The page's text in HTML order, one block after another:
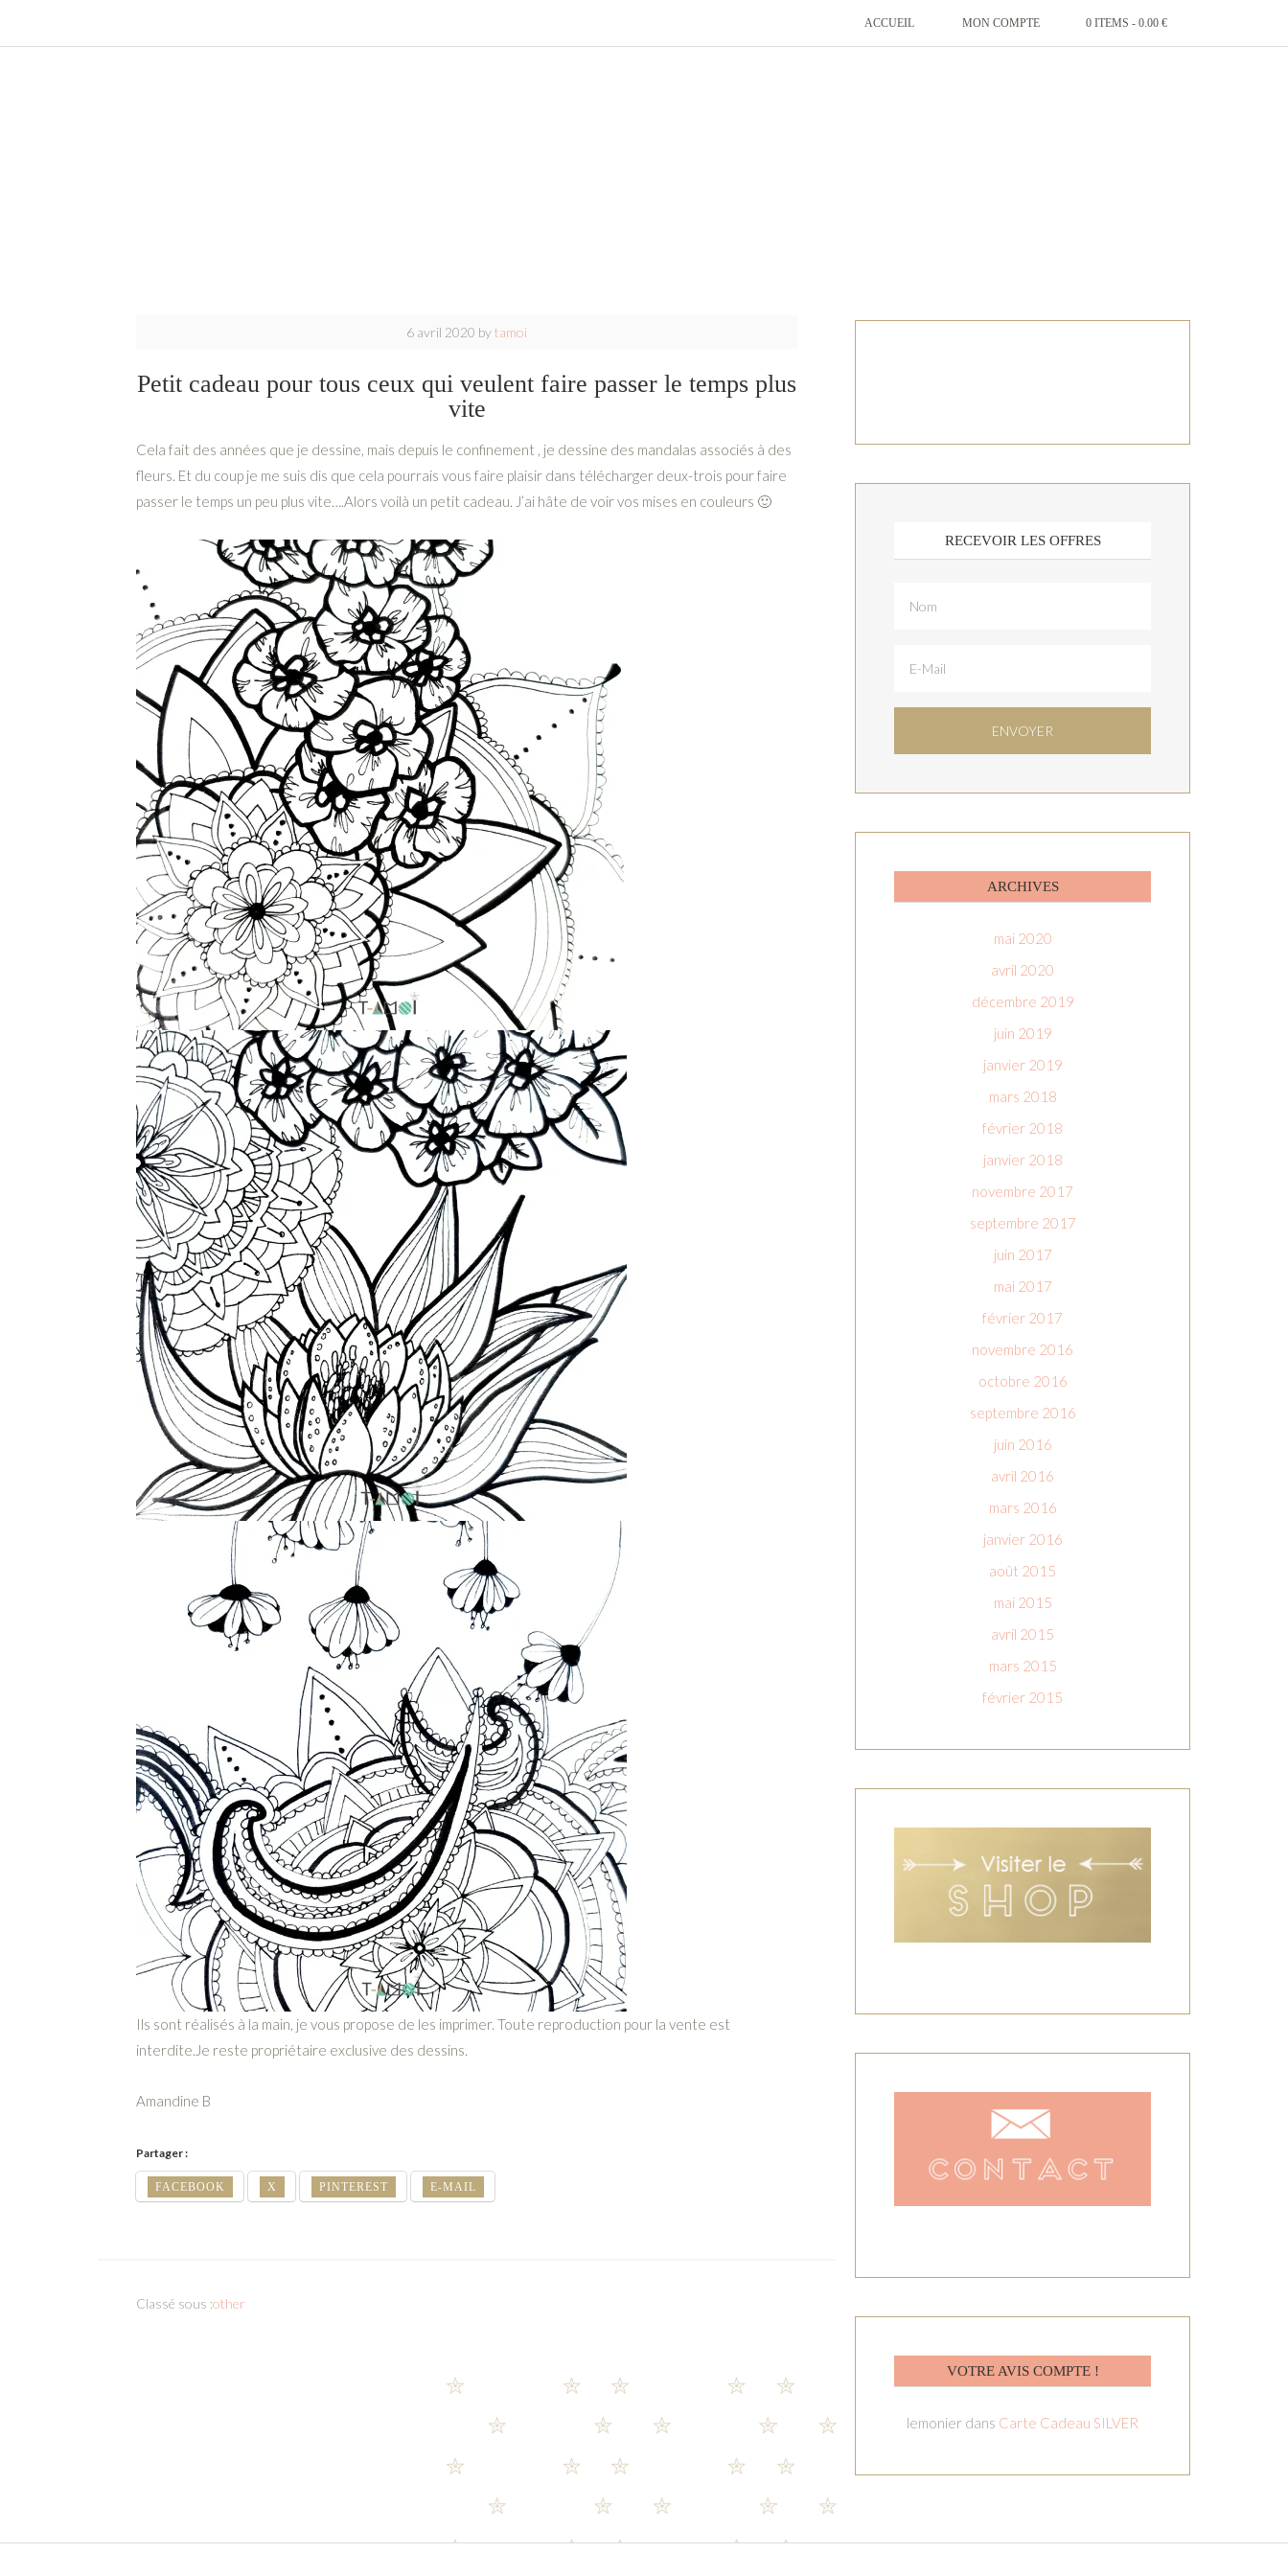
ACCUEIL MON COMPTE 0 ITEMS - 0.00 €
6 avril 2020 bytamoi
Petit cadeau pour tous ceux qui veulent faire passer le temps plus
vite
Cela fait des années que je dessine, mais depuis le confinement , je dessine des mandalas associés à des
fleurs. Et du coup je me suis dis que cela pourrais vous faire plaisir dans télécharger deux-trois pour faire
passer le temps un peu plus vite….Alors voilà un petit cadeau. J’ai hâte de voir vos mises en couleurs 🙂
Ils sont réalisés à la main, je vous propose de les imprimer. Toute reproduction pour la vente est
interdite.Je reste propriétaire exclusive des dessins.
Amandine B
Partager :
FACEBOOK X PINTEREST E-MAIL
Classé sous :other
RECEVOIR LES OFFRES
ARCHIVES
mai 2020
avril 2020
décembre 2019
juin 2019
janvier 2019
mars 2018
février 2018
janvier 2018
novembre 2017
septembre 2017
juin 2017
mai 2017
février 2017
novembre 2016
octobre 2016
septembre 2016
juin 2016
avril 2016
mars 2016
janvier 2016
août 2015
mai 2015
avril 2015
mars 2015
février 2015
VOTRE AVIS COMPTE !
lemonier dans Carte Cadeau SILVER